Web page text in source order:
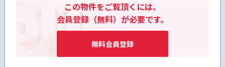
この物件をご覧頂くには、
会員登録（無料）が必要です。
無料会員登録